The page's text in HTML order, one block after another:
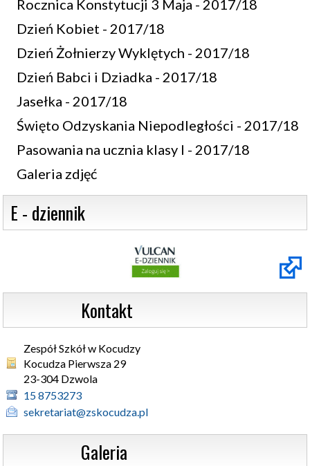
Rocznica Konstytucji 3 Maja - 2017/18
Dzień Kobiet - 2017/18
Dzień Żołnierzy Wyklętych - 2017/18
Dzień Babci i Dziadka - 2017/18
Jasełka - 2017/18
Święto Odzyskania Niepodległości - 2017/18
Pasowania na ucznia klasy I - 2017/18
Galeria zdjęć
E - dziennik
                  Kontakt
Zespół Szkół w Kocudzy
Kocudza Pierwsza 29
23-304 Dzwola
15 8753273
sekretariat@zskocudza.pl
                  Galeria